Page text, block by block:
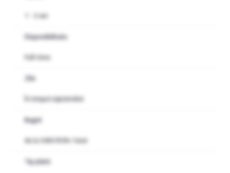
1 - 3 ani
Disponibilitate
Full-time
Zile
În timpul săptămânii
Buget
de la 3400 RON / lună
Tip plată